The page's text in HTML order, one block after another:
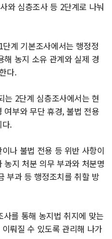
와 심층조사 등 2단계로 나눠
계 기본조사에서는 행정정
농지 소유 관계와 실제 경
다.
는 2단계 심층조사에서는 현
여부와 무단 휴경, 불법 전용
.
나 불법 전용 등 위반 사항이
지 처분 의무 부과와 처분명
부과 등 행정조치를 취할 방
를 통해 농지법 취지에 맞는
뤄질 수 있도록 관리해 나가